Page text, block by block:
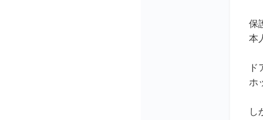
保
本
ド
ホ
し